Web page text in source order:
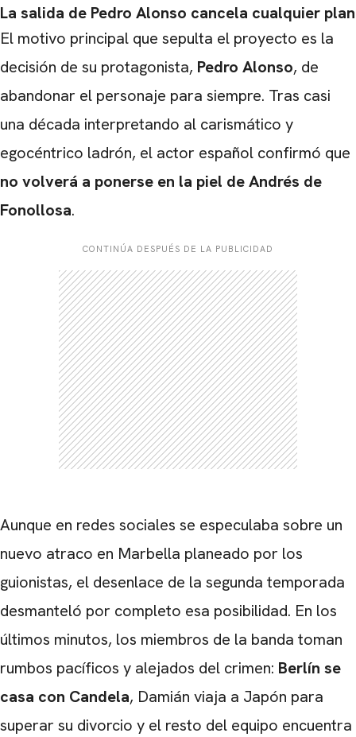
La salida de Pedro Alonso cancela cualquier plan
El motivo principal que sepulta el proyecto es la
decisión de su protagonista, Pedro Alonso, de
abandonar el personaje para siempre. Tras casi
una década interpretando al carismático y
egocéntrico ladrón, el actor español confirmó que
no volverá a ponerse en la piel de Andrés de
Fonollosa.
CONTINÚA DESPUÉS DE LA PUBLICIDAD
Aunque en redes sociales se especulaba sobre un
nuevo atraco en Marbella planeado por los
guionistas, el desenlace de la segunda temporada
desmanteló por completo esa posibilidad. En los
últimos minutos, los miembros de la banda toman
rumbos pacíficos y alejados del crimen: Berlín se
casa con Candela, Damián viaja a Japón para
superar su divorcio y el resto del equipo encuentra